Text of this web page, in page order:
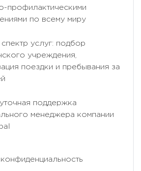
профилактическими
по всему миру
услуг: подбор
учреждения,
поездки и пребывания за
поддержка
менеджера компании